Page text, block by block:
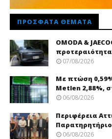
ΠΡΌΣΦΑΤΑ ΘΈΜΑΤΑ
OMODA &
προτεραιότητα
07/08/2026
Με πτώση
Metlen 2,88%,
06/08/2026
Περιφέρεια
06/08/2026